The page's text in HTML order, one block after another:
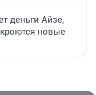
деньги Айзе,
новые